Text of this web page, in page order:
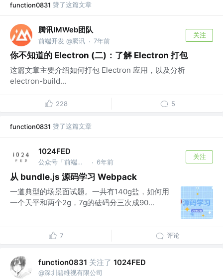
function0831 赞了这篇文章
腾讯IMWeb团队
前端开发 @腾讯 · 7年前
关注
你不知道的 Electron (二)：了解 Electron 打包
这篇文章主要介绍如何打包 Electron 应用，以及分析
electron-build...
228 5
function0831 赞了这篇文章
1024FED
公众号「前端时空」 @1024.Cool · 6年前
关注
从 bundle.js 源码学习 Webpack
一道典型的场景面试题。一共有140g盐，如何用
一个天平和两个2g，7g的砝码分三次成90...
7 评论
function0831 关注了 1024FED
@深圳碧维视有限公司